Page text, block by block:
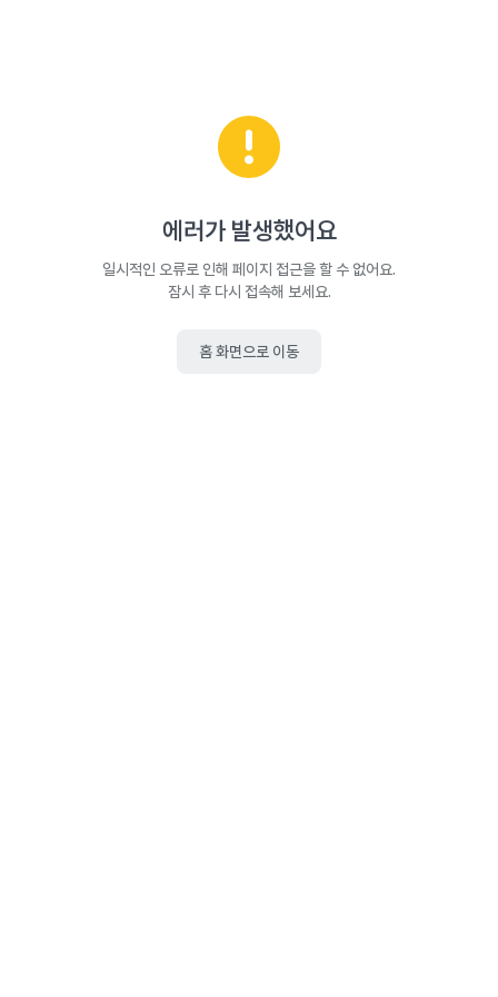
에러가 발생했어요
일시적인 오류로 인해 페이지 접근을 할 수 없어요.
잠시 후 다시 접속해 보세요.
홈 화면으로 이동